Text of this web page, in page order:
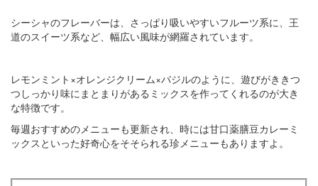
シーシャのフレーバーは、さっぱり吸いやすいフルーツ系に、王
道のスイーツ系など、幅広い風味が網羅されています。
レモンミント×オレンジクリーム×バジルのように、遊びがききつ
つしっかり味にまとまりがあるミックスを作ってくれるのが大き
な特徴です。
毎週おすすめのメニューも更新され、時には甘口薬膳豆カレーミ
ックスといった好奇心をそそられる珍メニューもありますよ。